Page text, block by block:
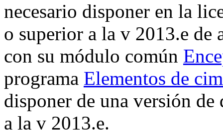
necesario disponer en la
o superior a la v 2013.e de
con su módulo común
programa Elementos de
disponer de una versión
a la v 2013.e.